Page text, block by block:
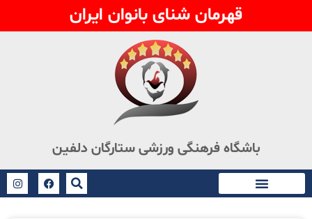
قهرمان شنای بانوان ایران
باشگاه فرهنگی ورزشی ستارگان دلفین